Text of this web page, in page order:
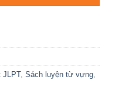
JLPT,Sách luyện từ vựng